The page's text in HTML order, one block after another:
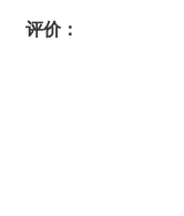
评价：